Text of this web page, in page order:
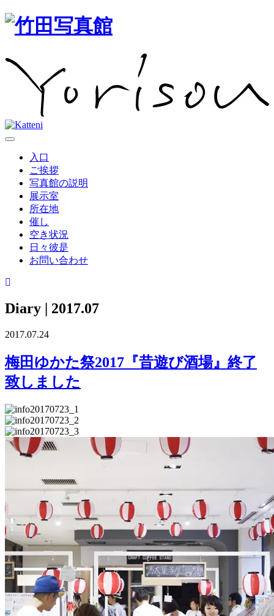
入口
ご挨拶
写真館の説明
展示室
所在地
催し
空き状況
日々彼是
お問い合わせ
Diary | 2017.07
2017.07.24
梅田ゆかた祭2017『昔遊び酒場』終了
致しました